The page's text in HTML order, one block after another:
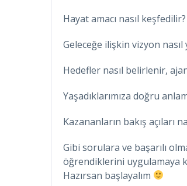
Hayat amacı nasıl keşfedilir?
Geleceğe ilişkin vizyon nasıl
Hedefler nasıl belirlenir,
Yaşadıklarımıza doğru
Kazananların bakış açıları
Gibi sorulara ve başarılı
öğrendiklerini uygulamaya
Hazırsan başlayalım